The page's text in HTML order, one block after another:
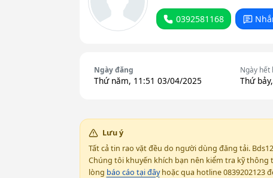
0392581168
Ngày đăng
Thứ năm, 11:51 03/04/2025
Ngày hết
Thứ
Lưu ý
Tất cả tin rao vặt đều do người dùng đăng tải.
Chúng tôi khuyến khích bạn nên kiểm tra kỹ
lòng báo cáo tại đâyhoặc qua hotline 0839202123